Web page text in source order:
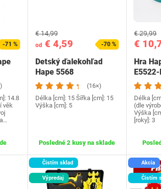
-71 %
14.8
věk
od€ 4,59
€ 14,99
-70 %
Detský ďalekohľad
Hape 5568
(16×)
Délka [cm]: 15 Šířka [cm]: 15
Výška [cm]: 5
Posledné 2 kusy na sklade
€
€ 29,99
Hra
Délka
(dle
Výška
[roky]: 3
Čistím sklad
Výpredaj
Akcia
Čistím